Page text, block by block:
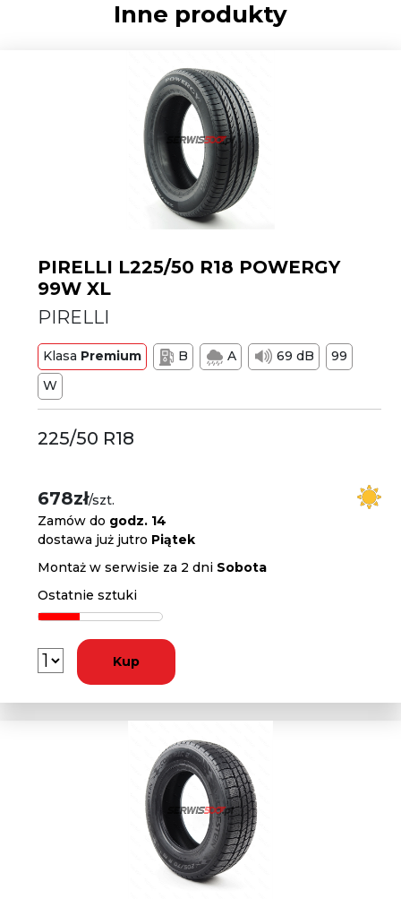
Inne produkty
PIRELLI L225/50 R18 POWERGY
99W XL
PIRELLI
Klasa Premium B A 69 dB
99
W
225/50 R18
678zł/szt.
Zamów do godz. 14
dostawa już jutro Piątek
Montaż w serwisie za 2 dni Sobota
Ostatnie sztuki
Kup